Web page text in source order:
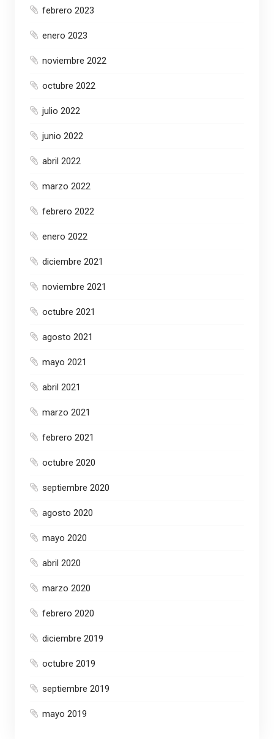
febrero 2023
enero 2023
noviembre 2022
octubre 2022
julio 2022
junio 2022
abril 2022
marzo 2022
febrero 2022
enero 2022
diciembre 2021
noviembre 2021
octubre 2021
agosto 2021
mayo 2021
abril 2021
marzo 2021
febrero 2021
octubre 2020
septiembre 2020
agosto 2020
mayo 2020
abril 2020
marzo 2020
febrero 2020
diciembre 2019
octubre 2019
septiembre 2019
mayo 2019